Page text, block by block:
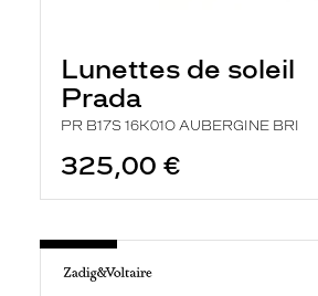
Lunettes de soleil
Prada
PR B17S 16K01O AUBERGINE BRI
325,00 €